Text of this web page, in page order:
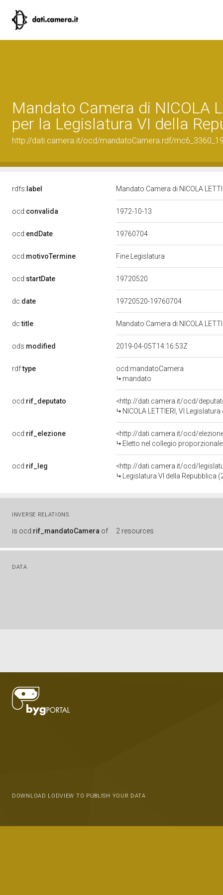
Mandato Camera di NICOLA
per la Legislatura VI della
http://dati.camera.it/ocd/mandatoCamera.rdf/
rdfs: label Mandato Camera di NICOLA
ocd:convalida 1972-10-13
ocd:endDate 19760704
ocd:motivoTermine Fine Legislatura
ocd:startDate 19720520
dc:date 19720520-19760704
dc:title Mandato Camera di NICOLA
ods:modified 2019-04-05T14:16:53Z
rdf:type
ocd:mandatoCamera
mandato
ocd:rif_deputato
<http://dati.camera.it/ocd/
NICOLA LETTIERI, VI
ocd:rif_elezione
<http://dati.camera.it/ocd/
Eletto nel collegio proporzionale
ocd:rif_leg
<http://dati.camera.it/ocd/
Legislatura VI della Repubblica
INVERSE RELATIONS
is ocd:rif_mandatoCamera of 2 resources
DATA
DOWNLOAD LODVIEW TO PUBLISH YOUR DATA